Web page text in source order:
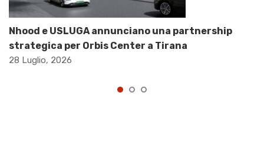
Nhood e USLUGA annunciano una partnership
strategica per Orbis Center a Tirana
28 Luglio, 2026